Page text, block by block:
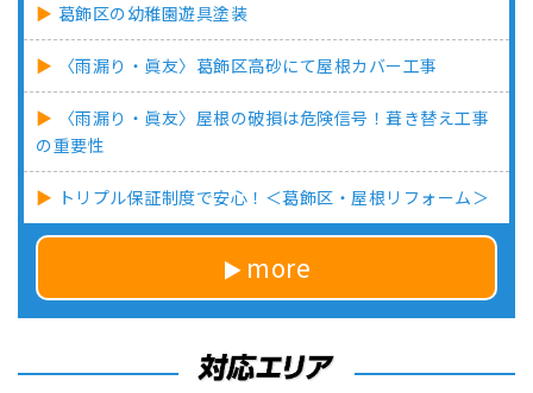
葛飾区の幼稚園遊具塗装
〈雨漏り・眞友〉葛飾区高砂にて屋根カバー工事
〈雨漏り・眞友〉屋根の破損は危険信号！葺き替え工事
の重要性
トリプル保証制度で安心！＜葛飾区・屋根リフォーム＞
more